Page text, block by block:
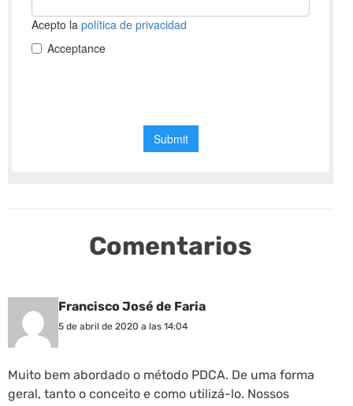
Comentarios
Francisco José de Faria
5 de abril de 2020 a las 14:04
Muito bem abordado o método PDCA. De uma forma
geral, tanto o conceito e como utilizá-lo. Nossos